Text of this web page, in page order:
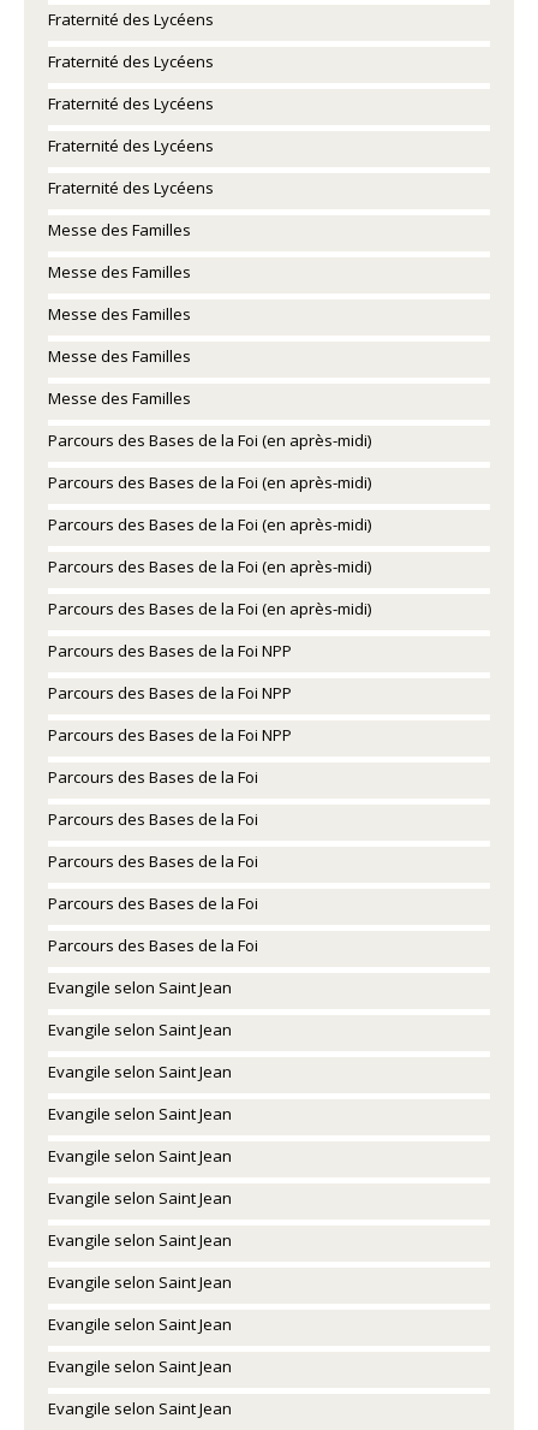
Fraternité des Lycéens
Fraternité des Lycéens
Fraternité des Lycéens
Fraternité des Lycéens
Fraternité des Lycéens
Messe des Familles
Messe des Familles
Messe des Familles
Messe des Familles
Messe des Familles
Parcours des Bases de la Foi (en après-midi)
Parcours des Bases de la Foi (en après-midi)
Parcours des Bases de la Foi (en après-midi)
Parcours des Bases de la Foi (en après-midi)
Parcours des Bases de la Foi (en après-midi)
Parcours des Bases de la Foi NPP
Parcours des Bases de la Foi NPP
Parcours des Bases de la Foi NPP
Parcours des Bases de la Foi
Parcours des Bases de la Foi
Parcours des Bases de la Foi
Parcours des Bases de la Foi
Parcours des Bases de la Foi
Evangile selon Saint Jean
Evangile selon Saint Jean
Evangile selon Saint Jean
Evangile selon Saint Jean
Evangile selon Saint Jean
Evangile selon Saint Jean
Evangile selon Saint Jean
Evangile selon Saint Jean
Evangile selon Saint Jean
Evangile selon Saint Jean
Evangile selon Saint Jean